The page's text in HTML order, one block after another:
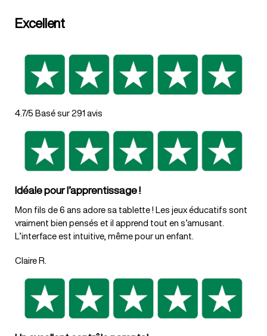
Excellent
4.7/5 Basé sur 291 avis
Idéale pour l’apprentissage !
Mon fils de 6 ans adore sa tablette ! Les jeux éducatifs sont
vraiment bien pensés et il apprend tout en s’amusant.
L’interface est intuitive, même pour un enfant.
Claire R.